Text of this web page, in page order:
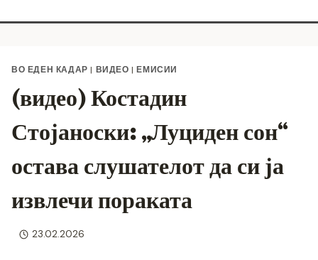
ВО ЕДЕН КАДАР | ВИДЕО |ЕМИСИИ
(видео) Костадин
Стојаноски: „Луциден сон“
остава слушателот да си ја
извлечи пораката
23.02.2026